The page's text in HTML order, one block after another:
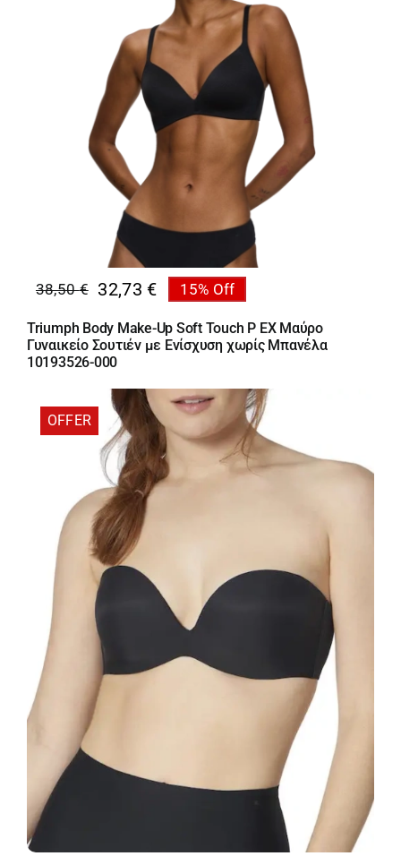
Είδη Παρέλασης
Σχετικά με εμάς
38,50€
Original
price
was:
38,50 €.
32,73 €
Η
τρέχουσα
τιμή
είναι:
15% Off
Triumph Body Make-Up Soft Touch P EX Μαύρο
Γυναικείο Σουτιέν με Ενίσχυση χωρίς Μπανέλα
10193526-000
OFFER